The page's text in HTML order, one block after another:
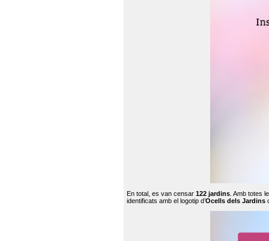
En total, es van censar 122 jardins . Amb totes
identificats amb el logotip d’Ocells dels Jardins